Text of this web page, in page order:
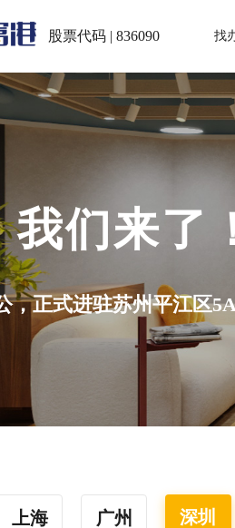
股票代码 | 836090 找
上海 广州 深圳